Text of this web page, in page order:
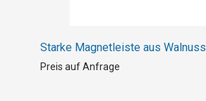
Starke Magnetleiste aus Walnuss
Preis auf Anfrage